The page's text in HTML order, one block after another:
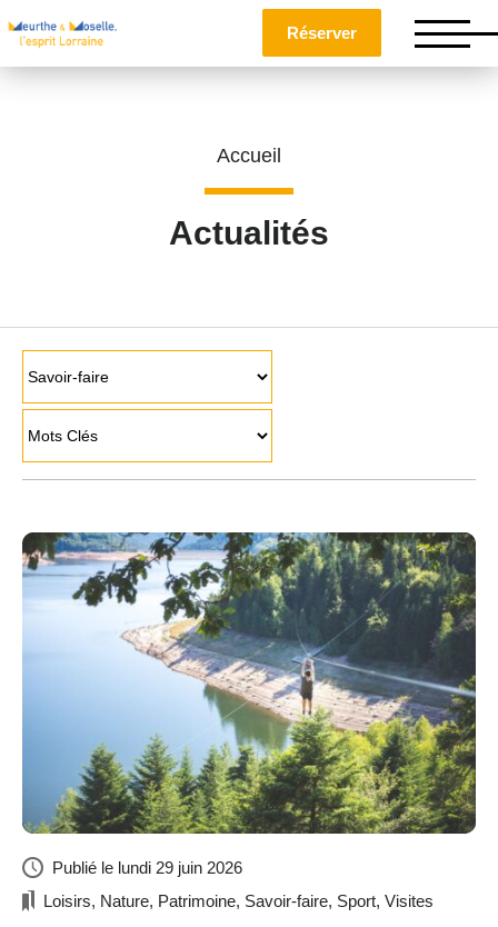
Réserver
Accueil
Actualités
Publié le lundi 29 juin 2026
Loisirs, Nature, Patrimoine, Savoir-faire, Sport, Visites